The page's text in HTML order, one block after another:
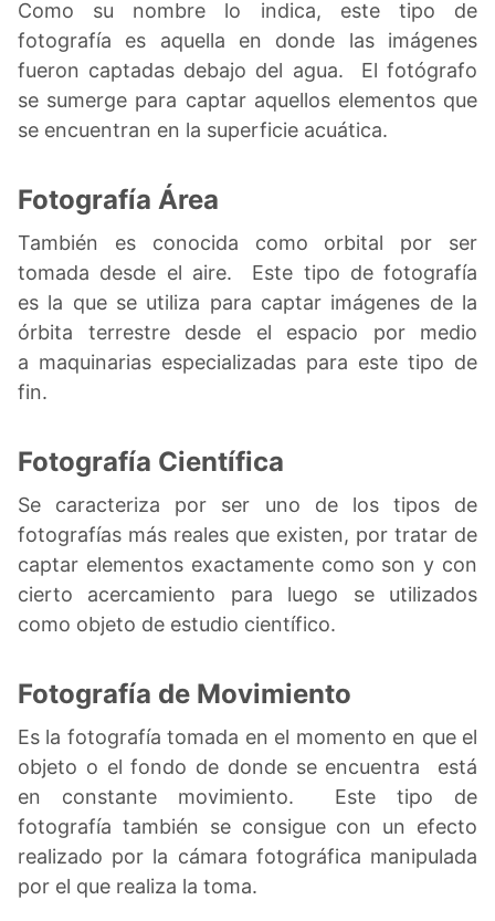
Como su nombre lo indica, este tipo de
fotografía es aquella en donde las imágenes
fueron captadas debajo del agua. El fotógrafo
se sumerge para captar aquellos elementos que
se encuentran en la superficie acuática.
Fotografía Área
También es conocida como orbital por ser
tomada desde el aire. Este tipo de fotografía
es la que se utiliza para captar imágenes de la
órbita terrestre desde el espacio por medio
a maquinarias especializadas para este tipo de
fin.
Fotografía Científica
Se caracteriza por ser uno de los tipos de
fotografías más reales que existen, por tratar de
captar elementos exactamente como son y con
cierto acercamiento para luego se utilizados
como objeto de estudio científico.
Fotografía de Movimiento
Es la fotografía tomada en el momento en que el
objeto o el fondo de donde se encuentra está
en constante movimiento. Este tipo de
fotografía también se consigue con un efecto
realizado por la cámara fotográfica manipulada
por el que realiza la toma.